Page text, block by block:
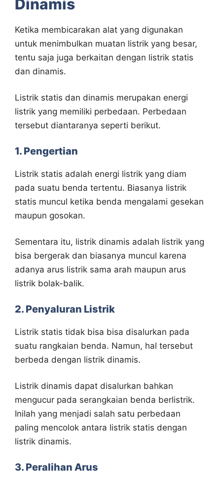
Dinamis
Ketika membicarakan alat yang digunakan
untuk menimbulkan muatan listrik yang besar,
tentu saja juga berkaitan dengan listrik statis
dan dinamis.
Listrik statis dan dinamis merupakan energi
listrik yang memiliki perbedaan. Perbedaan
tersebut diantaranya seperti berikut.
1. Pengertian
Listrik statis adalah energi listrik yang diam
pada suatu benda tertentu. Biasanya listrik
statis muncul ketika benda mengalami gesekan
maupun gosokan.
Sementara itu, listrik dinamis adalah listrik yang
bisa bergerak dan biasanya muncul karena
adanya arus listrik sama arah maupun arus
listrik bolak-balik.
2. Penyaluran Listrik
Listrik statis tidak bisa bisa disalurkan pada
suatu rangkaian benda. Namun, hal tersebut
berbeda dengan listrik dinamis.
Listrik dinamis dapat disalurkan bahkan
mengucur pada serangkaian benda berlistrik.
Inilah yang menjadi salah satu perbedaan
paling mencolok antara listrik statis dengan
listrik dinamis.
3. Peralihan Arus